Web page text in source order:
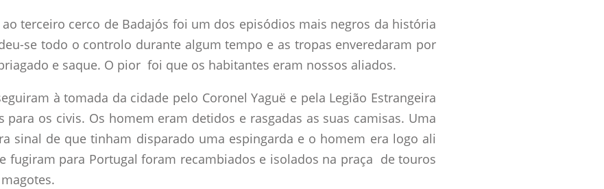
terceiro cerco de Badajós foi um dos episódios mais negros da história
se todo o controlo durante algum tempo e as tropas enveredaram por
e saque. O pior foi que os habitantes eram nossos aliados.
à tomada da cidade pelo Coronel Yaguë e pela Legião Estrangeira
os civis. Os homem eram detidos e rasgadas as suas camisas. Uma
sinal de que tinham disparado uma espingarda e o homem era logo ali
fugiram para Portugal foram recambiados e isolados na praça de touros